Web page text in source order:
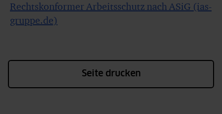
Rechtskonformer Arbeitsschutz nach ASiG (ias-
gruppe.de)
Seite drucken